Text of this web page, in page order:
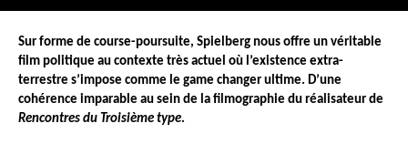
Sur forme de course-poursuite, Spielberg nous offre un véritable
film politique au contexte très actuel où l’existence extra-
terrestre s’impose comme le game changer ultime. D’une
Rencontres du Troisième type.